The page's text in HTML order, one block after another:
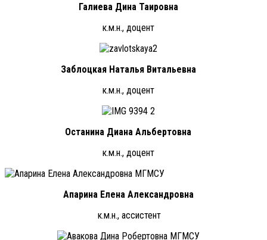
Галиева Дина Таировна
к.м.н., доцент
Заблоцкая Наталья Витальевна
к.м.н., доцент
Останина Диана Альбертовна
к.м.н., доцент
Апарина Елена Александровна
к.м.н., ассистент